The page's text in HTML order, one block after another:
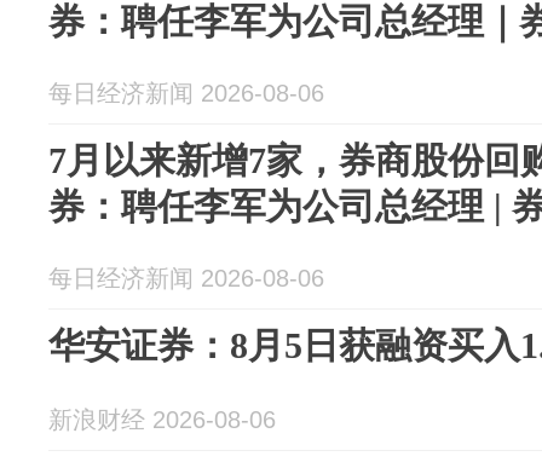
券：聘任李军为公司总经理｜
每日经济新闻 2026-08-06
7月以来新增7家，券商股份回
券：聘任李军为公司总经理 |
每日经济新闻 2026-08-06
华安证券：8月5日获融资买入
新浪财经 2026-08-06